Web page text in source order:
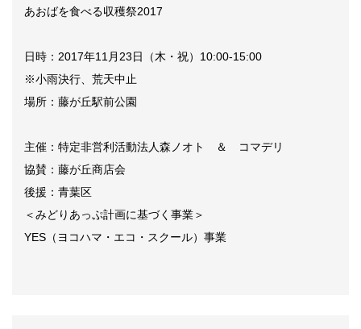
あおばを食べる収穫祭2017
日時：2017年11月23日（木・祝）10:00-15:00
※小雨決行、荒天中止
場所：藤が丘駅前公園
主催：特定非営利活動法人森ノオト ＆ コマデリ
協賛：藤が丘商店会
後援：青葉区
＜みどりあっぷ計画に基づく事業＞
YES（ヨコハマ・エコ・スクール）事業